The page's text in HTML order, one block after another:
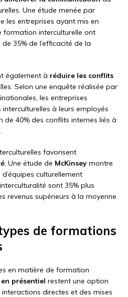
Une étude menée par
les entreprises ayant mis en
interculturelle ont
35% de l’efficacité de la
également à réduire les conflits
Selon une enquête réalisée par
les entreprises
à leurs employés
de 40% des conflits internes liés à
favorisent
. Une étude de McKinsey montre
culturellement
sont 35% plus
revenus supérieurs à la moyenne
de formations
en matière de formation
présentiel restent une option
directes et des mises